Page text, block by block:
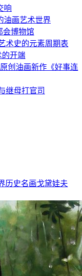
响
画艺术世界
会博物馆
术史的元素周期表
开端
创油画新作《好事连
继母打官司
历史名画戈黛娃夫